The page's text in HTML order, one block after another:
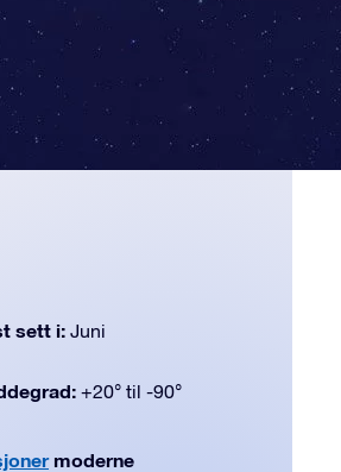
sett i: Juni
+20° til -90°
moderne